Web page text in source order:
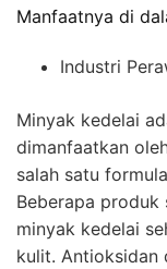
Manfaatnya di
Industri
Minyak kedelai
dimanfaatkan
salah satu
Beberapa produk
minyak kedelai
kulit. Antioksidan